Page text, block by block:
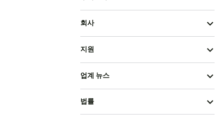
회사
지원
업계 뉴스
법률